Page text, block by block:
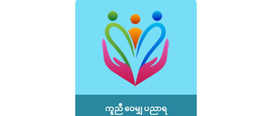
ကူညီ ဝေမျှ ပညာရ